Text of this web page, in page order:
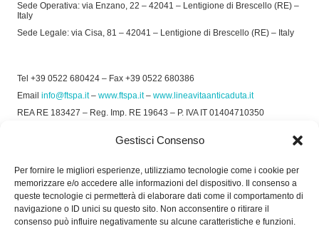
Gestisci Consenso
Per fornire le migliori esperienze, utilizziamo tecnologie come i cookie per
memorizzare e/o accedere alle informazioni del dispositivo. Il consenso a
queste tecnologie ci permetterà di elaborare dati come il comportamento di
navigazione o ID unici su questo sito. Non acconsentire o ritirare il
consenso può influire negativamente su alcune caratteristiche e funzioni.
Sede Operativa: via Enzano, 22 – 42041 – Lentigione di Brescello (RE) –
Italy
Sede Legale: via Cisa, 81 – 42041 – Lentigione di Brescello (RE) – Italy
Tel +39 0522 680424 – Fax +39 0522 680386
Email info@ftspa.it– www.ftspa.it– www.lineavitaanticaduta.it
REA RE 183427 – Reg. Imp. RE 19643 – P. IVA IT 01404710350
Privacy Policy–Cookie Policy
SOCIAL